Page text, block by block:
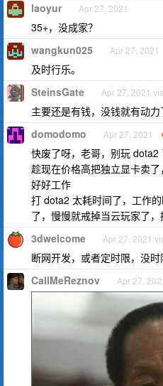
laoyur Apr 27, 2021
35+，没成家？
wangkun025 Apr 27, 2021
及时行乐。
SteinsGate Apr 27, 2021
主要还是有钱，没钱就有动力
domodomo Apr 27, 2021
快废了呀，老哥，别玩 dota2
趁现在价格高把独立显卡卖
好好工作
打 dota2 太耗时间了，工作
了，慢慢就戒掉当云玩家了，
3dwelcome Apr 27, 2021
断网开发，或者定时限，没时
CallMeReznov Apr 27,